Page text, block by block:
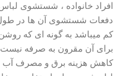
افراد خانواده ، شستشوی
دفعات شستشوی آن ها در
کم میباشد به گونه ای که
برای آن مقرون به صرفه نیست
کاهش هزینه برق و مصرف آب